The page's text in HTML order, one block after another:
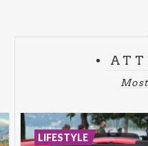
LIFESTYLE